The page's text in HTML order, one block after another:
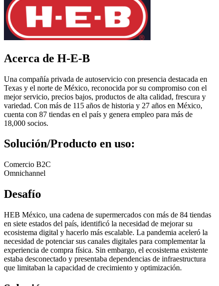
Acerca de H-E-B
Una compañía privada de autoservicio con presencia destacada en
Texas y el norte de México, reconocida por su compromiso con el
mejor servicio, precios bajos, productos de alta calidad, frescura y
variedad. Con más de 115 años de historia y 27 años en México,
cuenta con 87 tiendas en el país y genera empleo para más de
18,000 socios.
Solución/Producto en uso:
Comercio B2C
Omnichannel
Desafío
HEB México, una cadena de supermercados con más de 84 tiendas
en siete estados del país, identificó la necesidad de mejorar su
ecosistema digital y hacerlo más escalable. La pandemia aceleró la
necesidad de potenciar sus canales digitales para complementar la
experiencia de compra física. Sin embargo, el ecosistema existente
estaba desconectado y presentaba dependencias de infraestructura
que limitaban la capacidad de crecimiento y optimización.